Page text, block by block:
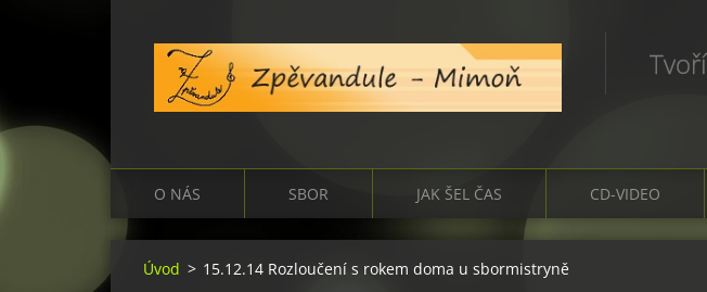
O NÁS SBOR JAK ŠEL ČAS CD-VIDEO
Úvod > 15.12.14 Rozloučení s rokem doma u sbormistryně